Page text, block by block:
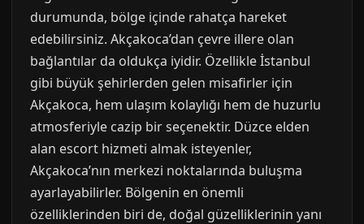
durumunda, bölge içinde rahatça hareket
edebilirsiniz. Akçakoca’dan çevre illere olan
bağlantılar da oldukça iyidir. Özellikle İstanbul
gibi büyük şehirlerden gelen misafirler için
Akçakoca, hem ulaşım kolaylığı hem de huzurlu
atmosferiyle cazip bir seçenektir. Düzce elden
alan escort hizmeti almak isteyenler,
Akçakoca’nın merkezi noktalarında buluşma
ayarlayabilirler. Bölgenin en önemli
özelliklerinden biri de, doğal güzelliklerinin yanı